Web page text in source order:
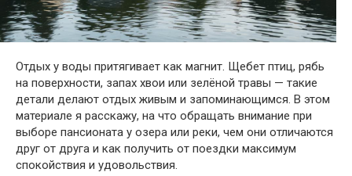
Отдых у воды притягивает как магнит. Щебет птиц, рябь
на поверхности, запах хвои или зелёной травы — такие
детали делают отдых живым и запоминающимся. В этом
материале я расскажу, на что обращать внимание при
выборе пансионата у озера или реки, чем они отличаются
друг от друга и как получить от поездки максимум
спокойствия и удовольствия.